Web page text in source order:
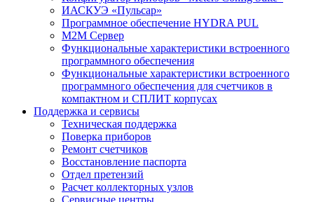
ИАСКУЭ «Пульсар»
Программное обеспечение HYDRA PUL
M2M Сервер
Функциональные характеристики встроенного
программного обеспечения
Функциональные характеристики встроенного
программного обеспечения для счетчиков в
компактном и СПЛИТ корпусах
Поддержка и сервисы
Техническая поддержка
Поверка приборов
Ремонт счетчиков
Восстановление паспорта
Отдел претензий
Расчет коллекторных узлов
Сервисные центры